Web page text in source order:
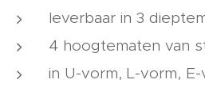
leverbaar in 3
4 hoogtematen van
in U-vorm, L-vorm,